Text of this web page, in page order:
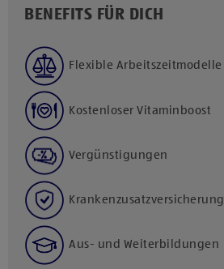
BENEFITS FÜR DICH
Flexible Arbeitszeitmodelle
Kostenloser Vitaminboost
Vergünstigungen
Krankenzusatzversicherung
Aus- und Weiterbildungen